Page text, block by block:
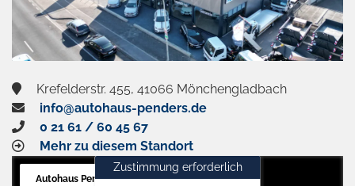
Krefelderstr. 455, 41066 Mönchengladbach
info@autohaus-penders.de
0 21 61 / 60 45 67
Mehr zu diesem Standort
Autohaus Penders (Verkauf)
Zustimmung erforderlich